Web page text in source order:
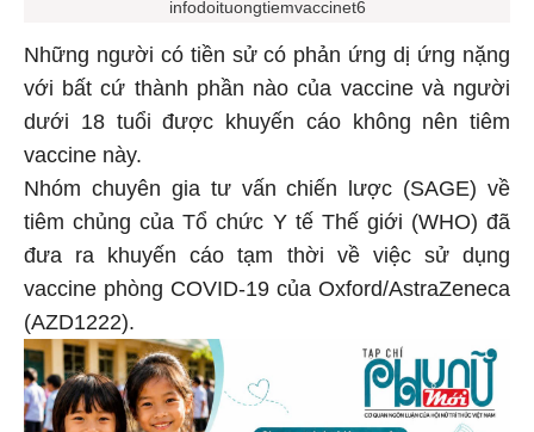
infodoituongtiemvaccinet6
Những người có tiền sử có phản ứng dị ứng nặng
với bất cứ thành phần nào của vaccine và người
dưới 18 tuổi được khuyến cáo không nên tiêm
vaccine này.
Nhóm chuyên gia tư vấn chiến lược (SAGE) về
tiêm chủng của Tổ chức Y tế Thế giới (WHO) đã
đưa ra khuyến cáo tạm thời về việc sử dụng
vaccine phòng COVID-19 của Oxford/AstraZeneca
(AZD1222).